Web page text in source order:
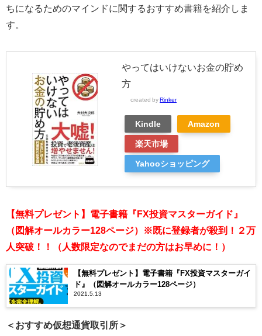
ちになるためのマインドに関するおすすめ書籍を紹介しま
す。
やってはいけないお金の貯め
方
created by Rinker
Kindle Amazon
楽天市場
Yahooショッピング
【無料プレゼント】電子書籍『FX投資マスターガイド』
（図解オールカラー128ページ）※既に登録者が殺到！２万
人突破！！（人数限定なのでまだの方はお早めに！）
【無料プレゼント】電子書籍『FX投資マスターガイ
ド』（図解オールカラー128ページ）
2021.5.13
＜おすすめ仮想通貨取引所＞